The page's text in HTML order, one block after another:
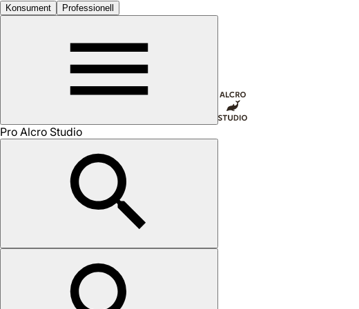
Konsument Professionell
Pro Alcro Studio